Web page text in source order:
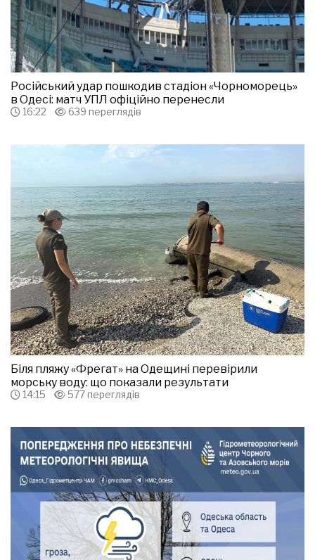
Російський удар пошкодив стадіон «Чорноморець»
в Одесі: матч УПЛ офіційно перенесли
16:22 639 переглядів
Біля пляжу «Фрегат» на Одещині перевірили
морську воду: що показали результати
14:15 577 переглядів